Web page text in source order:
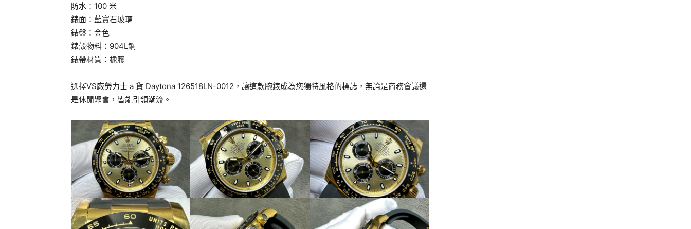
防水：100 米
錶面：藍寶石玻璃
錶盤：金色
錶殼物料：904L鋼
錶帶材質：橡膠
選擇VS廠勞力士 a 貨 Daytona 126518LN-0012，讓這款腕錶成為您獨特風格的標誌，無論是商務會議還
是休閒聚會，皆能引領潮流。